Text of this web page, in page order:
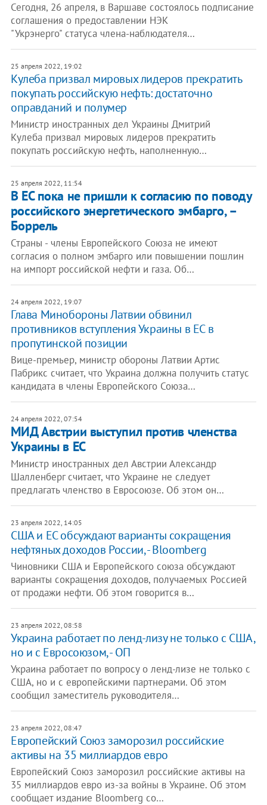
Сегодня, 26 апреля, в Варшаве состоялось подписание
соглашения о предоставлении НЭК
"Укрэнерго" статуса члена-наблюдателя…
25 апреля 2022, 19:02
Кулеба призвал мировых лидеров прекратить
покупать российскую нефть: достаточно
оправданий и полумер
Министр иностранных дел Украины Дмитрий
Кулеба призвал мировых лидеров прекратить
покупать российскую нефть, наполненную…
25 апреля 2022, 11:54
В ЕС пока не пришли к согласию по поводу
российского энергетического эмбарго, –
Боррель
Страны - члены Европейского Союза не имеют
согласия о полном эмбарго или повышении пошлин
на импорт российской нефти и газа. Об…
24 апреля 2022, 19:07
Глава Минобороны Латвии обвинил
противников вступления Украины в ЕС в
пропутинской позиции
Вице-премьер, министр обороны Латвии Артис
Пабрикс считает, что Украина должна получить статус
кандидата в члены Европейского Союза…
24 апреля 2022, 07:54
МИД Австрии выступил против членства
Украины в ЕС
Министр иностранных дел Австрии Александр
Шалленберг считает, что Украине не следует
предлагать членство в Евросоюзе. Об этом он…
23 апреля 2022, 14:05
США и ЕС обсуждают варианты сокращения
нефтяных доходов России, - Bloomberg
Чиновники США и Европейского союза обсуждают
варианты сокращения доходов, получаемых Россией
от продажи нефти. Об этом говорится в…
23 апреля 2022, 08:58
​Украина работает по ленд-лизу не только с США,
но и с Евросоюзом, - ОП
Украина работает по вопросу о ленд-лизе не только с
США, но и с европейскими партнерами. Об этом
сообщил заместитель руководителя…
23 апреля 2022, 08:47
Европейский Союз заморозил российские
активы на 35 миллиардов евро
Европейский Союз заморозил российские активы на
35 миллиардов евро из-за войны в Украине. Об этом
сообщает издание Bloomberg со…